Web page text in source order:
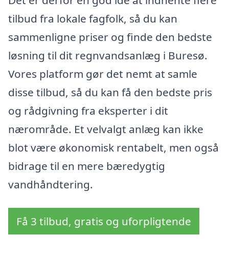
tilbud fra lokale fagfolk, så du kan
sammenligne priser og finde den bedste
løsning til dit regnvandsanlæg i Buresø.
Vores platform gør det nemt at samle
disse tilbud, så du kan få den bedste pris
og rådgivning fra eksperter i dit
nærområde. Et velvalgt anlæg kan ikke
blot være økonomisk rentabelt, men også
bidrage til en mere bæredygtig
vandhåndtering.
Få 3 tilbud, gratis og uforpligtende